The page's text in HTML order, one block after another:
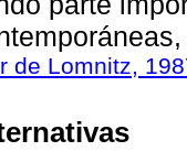
de Lomnitz,